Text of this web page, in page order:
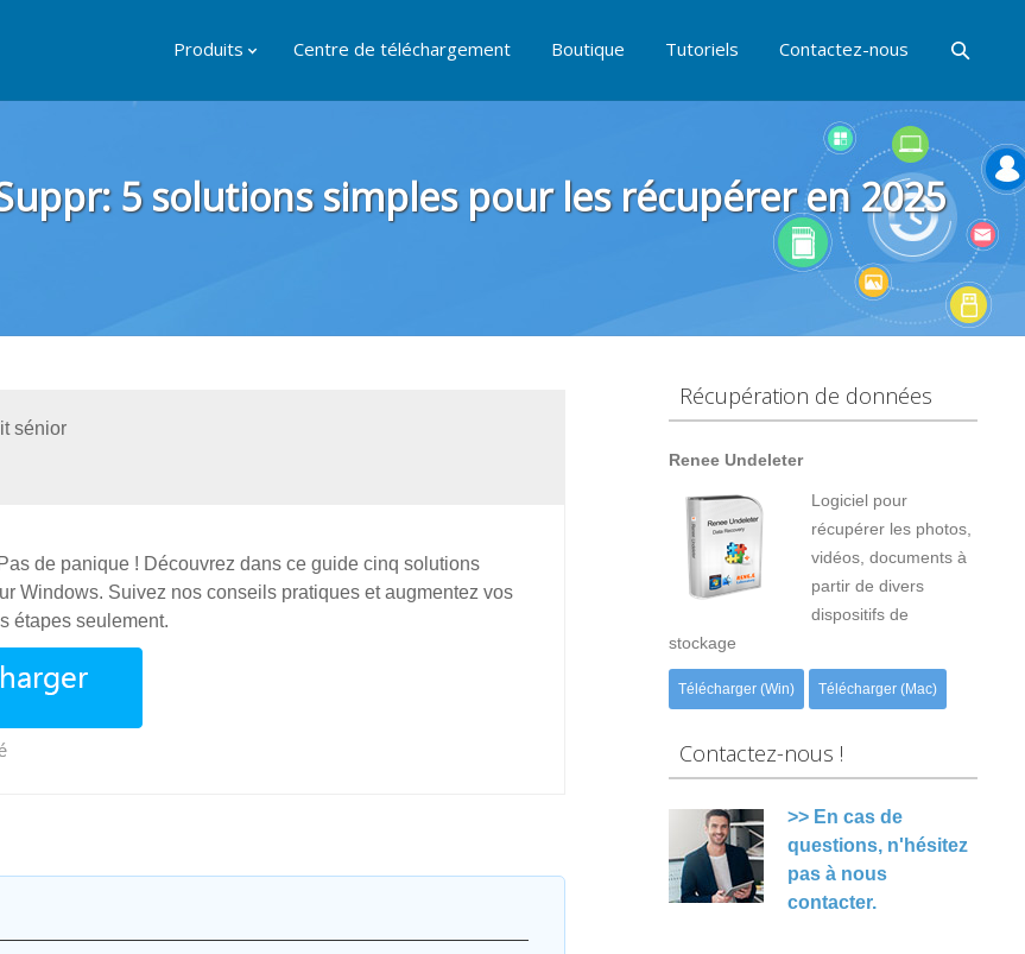
Produits Centre de téléchargement Boutique Tutoriels Contactez-nous
5 solutions simples pour les récupérer en 2025
sénior
de panique ! Découvrez dans ce guide cinq solutions
Windows. Suivez nos conseils pratiques et augmentez vos
étapes seulement.
Récupération de données
Renee Undeleter
Logiciel pour
récupérer les photos,
vidéos, documents à
partir de divers
dispositifs de
stockage
Télécharger (Win) Télécharger (Mac)
Contactez-nous !
>> En cas de
questions, n'hésitez
pas à nous
contacter.